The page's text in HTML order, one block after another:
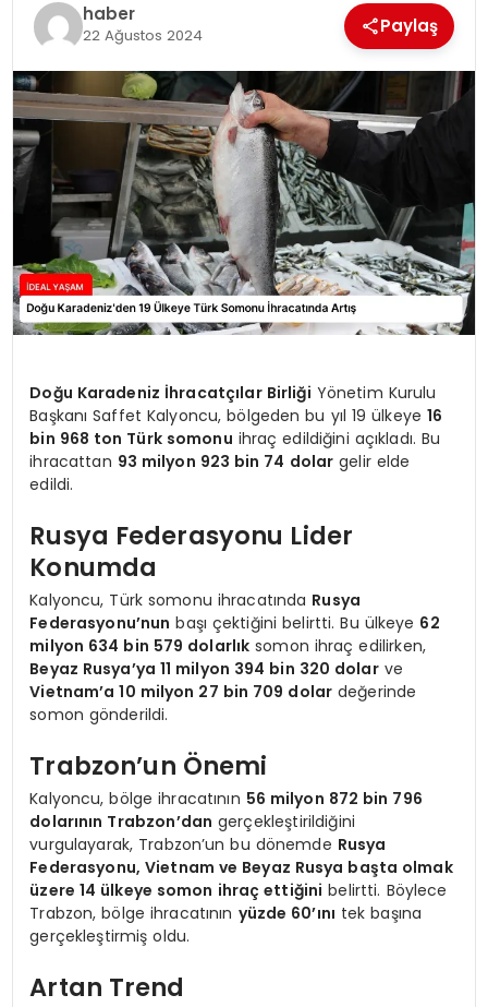
haber
22 Ağustos 2024 Paylaş
Doğu Karadeniz İhracatçılar Birliği Yönetim Kurulu
Başkanı Saffet Kalyoncu, bölgeden bu yıl 19 ülkeye 16
bin 968 ton Türk somonu ihraç edildiğini açıkladı. Bu
ihracattan 93 milyon 923 bin 74 dolar gelir elde
edildi.
Rusya Federasyonu Lider
Konumda
Kalyoncu, Türk somonu ihracatında Rusya
Federasyonu’nun başı çektiğini belirtti. Bu ülkeye 62
milyon 634 bin 579 dolarlık somon ihraç edilirken,
Beyaz Rusya’ya 11 milyon 394 bin 320 dolarve
Vietnam’a 10 milyon 27 bin 709 dolar değerinde
somon gönderildi.
Trabzon’un Önemi
Kalyoncu, bölge ihracatının 56 milyon 872 bin 796
dolarının Trabzon’dan gerçekleştirildiğini
vurgulayarak, Trabzon’un bu dönemde Rusya
Federasyonu, Vietnam ve Beyaz Rusya başta olmak
üzere 14 ülkeye somon ihraç ettiğini belirtti. Böylece
Trabzon, bölge ihracatının yüzde 60’ını tek başına
gerçekleştirmiş oldu.
Artan Trend